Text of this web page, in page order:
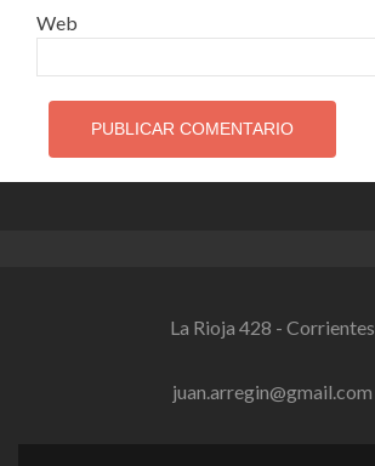
Web
La Rioja 428 - Corrientes
juan.arregin@gmail.com